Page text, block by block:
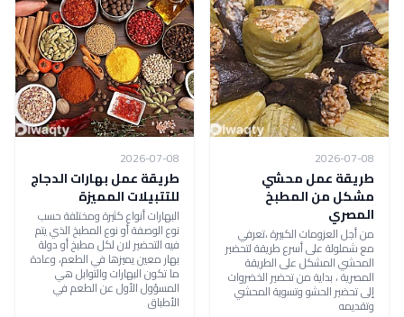
2026-07-08
طريقة عمل محشي
مشكل من المطبخ
المصري
من أجل العزومات الكبيرة ،تعرفي
مع شملولة على أسرع طريقة لتحضير
المحشي المشكل على الطريقة
المصرية ، بداية من تحضير الخضروات
إلى تحضير الحشو وتسوية المحشي
وتقديمه
2026-07-08
طريقة عمل بهارات الدجاج
للتتبيلات المميزة
البهارات أنواع كثيرة ومختلفة حسب
نوع الوصفة أو نوع المطبخ الذي يتم
فيه التحضير لان لكل مطبخ أو دولة
بهار معين يميزها في الطعم، وعادة
ما تكون البهارات والتوابل هي
المسؤول الأول عن الطعم في
الأطباق